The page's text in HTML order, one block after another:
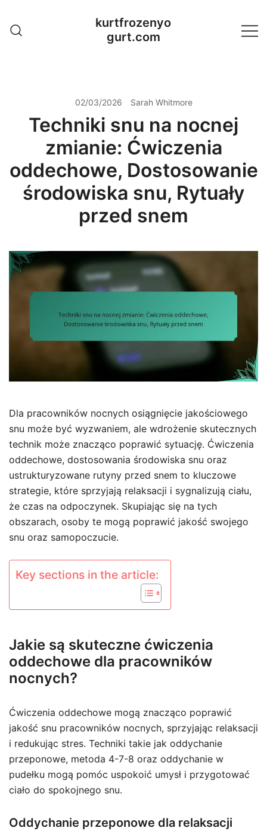
content
kurtfrozenyo
gurt.com
02/03/2026 Sarah Whitmore
Techniki snu na nocnej
zmianie: Ćwiczenia
oddechowe, Dostosowanie
środowiska snu, Rytuały
przed snem
Dla pracowników nocnych osiągnięcie jakościowego
snu może być wyzwaniem, ale wdrożenie skutecznych
technik może znacząco poprawić sytuację. Ćwiczenia
oddechowe, dostosowania środowiska snu oraz
ustrukturyzowane rutyny przed snem to kluczowe
strategie, które sprzyjają relaksacji i sygnalizują ciału,
że czas na odpoczynek. Skupiając się na tych
obszarach, osoby te mogą poprawić jakość swojego
snu oraz samopoczucie.
Key sections in the article:
Jakie są skuteczne ćwiczenia
oddechowe dla pracowników
nocnych?
Ćwiczenia oddechowe mogą znacząco poprawić
jakość snu pracowników nocnych, sprzyjając relaksacji
i redukując stres. Techniki takie jak oddychanie
przeponowe, metoda 4-7-8 oraz oddychanie w
pudełku mogą pomóc uspokoić umysł i przygotować
ciało do spokojnego snu.
Oddychanie przeponowe dla relaksacji